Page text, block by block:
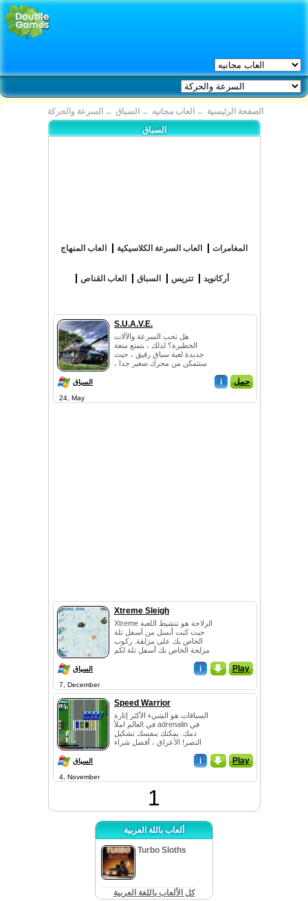
الصفحة الرئيسية ← العاب مجانيه ← السباق ←
السرعة والحركة
السباق
العاب المنهاج العاب السرعة الكلاسيكية المغامرات
العاب القناص السباق تتريس أركانويد
S.U.A.V.E.
هل تحب السرعة والآلات
الخطيرة؟ لذلك ، يتمتع متعة
جديدة لعبة سباق رقيق ، حيث
ستتمكن من محرك صغير جدا ،
السباق i حمل
24, May
Xtreme Sleigh
Xtreme الزلاجة هو تنشيط اللعبة
حيث كنت أنسل من أسفل تلة
الخاص بك على مزلقة. ركوب
مزلجة الخاص بك أسفل تلة لكم
السباق i _ Play
7, December
Speed Warrior
السباقات هو الشيء الأكثر إثارة
في العالم املأ adrenalin في
دمك. يمكنك بنفسك تشكيل
النصر! الأعراق ، أفضل شراء
السباق i _ Play
4, November
1
ألعاب باللة العربية
Turbo Sloths
كل الألعاب باللغة العربية